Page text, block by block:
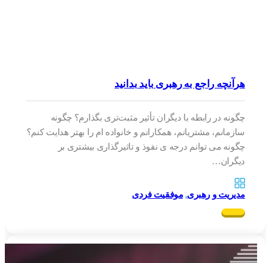
هرآنچه راجع به رهبری باید بدانید
چگونه در رابطه با دیگران تأثیر مثبت‌تری بگذارم؟ چگونه
سازمانم، مشتریانم، همکارانم و خانواده ام را بهتر هدایت کنم؟
چگونه می توانم درجه ی نفوذ و تاثیرگذاری بیشتری بر
دیگران…
مدیریت و رهبری,موفقیت فردی